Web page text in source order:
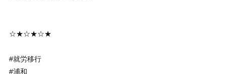
☆★☆★☆★
#就労移行
#浦和